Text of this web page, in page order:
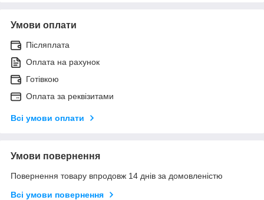
Умови оплати
Післяплата
Оплата на рахунок
Готівкою
Оплата за реквізитами
Всі умови оплати
Умови повернення
Повернення товару впродовж 14 днів за домовленістю
Всі умови повернення